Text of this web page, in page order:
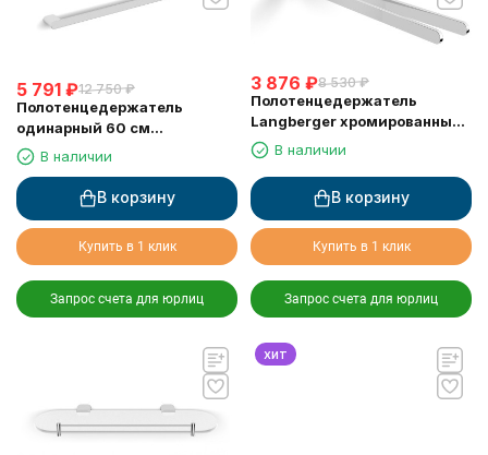
5 791 ₽12 750 ₽
Полотенцедержатель
одинарный 60 см
LANGBERGER D24001B
В наличии
В корзину
Купить в 1 клик
Запрос счета для юрлиц
3 876 ₽8 530 ₽
Полотенцедержатель
Langberger хромированный
к стене поворотный двойной
24008A
В наличии
В корзину
Купить в 1 клик
Запрос счета для юрлиц
хит